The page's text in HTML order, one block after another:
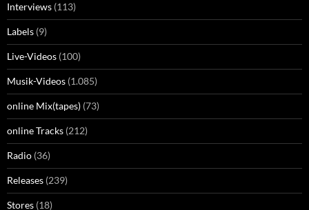
Interviews (113)
Labels (9)
Live-Videos (100)
Musik-Videos (1.085)
online Mix(tapes) (73)
online Tracks (212)
Radio (36)
Releases (239)
Stores (18)